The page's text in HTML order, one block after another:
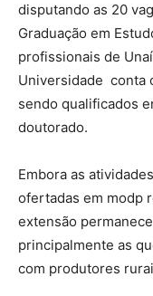
disputando as 20
Graduação em
profissionais de
Universidade conta
sendo qualificados
doutorado.
Embora as
ofertadas em modp
extensão
principalmente as
com produtores